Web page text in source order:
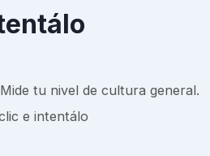
tu nivel de cultura general.
e intentálo